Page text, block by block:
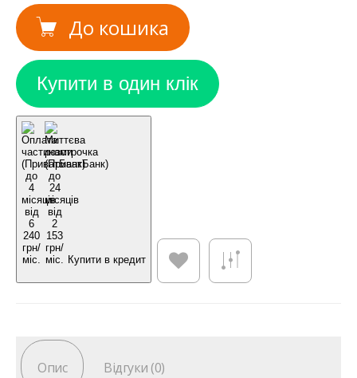
До кошика
Купити в кредит
Опис Відгуки (0)